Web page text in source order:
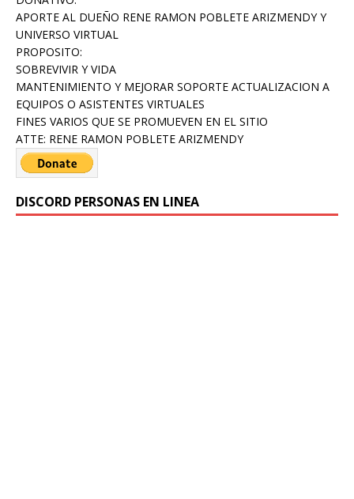
APORTE AL DUEÑO RENE RAMON POBLETE ARIZMENDY Y
UNIVERSO VIRTUAL
PROPOSITO:
SOBREVIVIR Y VIDA
MANTENIMIENTO Y MEJORAR SOPORTE ACTUALIZACION A
EQUIPOS O ASISTENTES VIRTUALES
FINES VARIOS QUE SE PROMUEVEN EN EL SITIO
ATTE: RENE RAMON POBLETE ARIZMENDY
DISCORD PERSONAS EN LINEA